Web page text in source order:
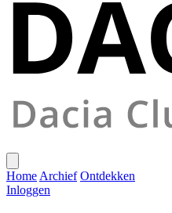
Home Archief Ontdekken
Inloggen